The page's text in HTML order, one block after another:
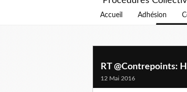
Accueil Adhésion
RT @Contrepoints:
12 Mai 2016